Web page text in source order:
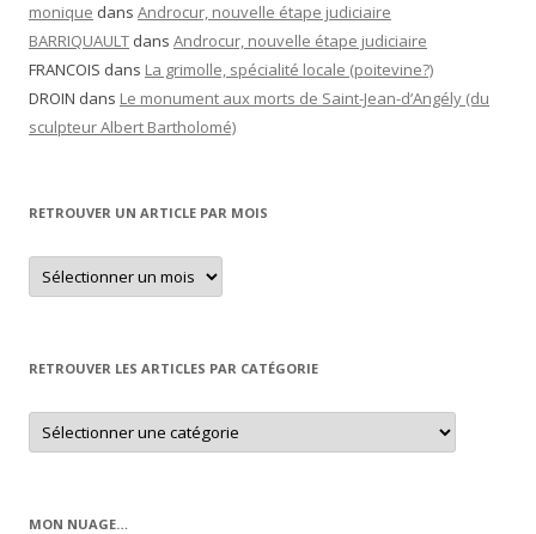
monique dans Androcur, nouvelle étape judiciaire
BARRIQUAULT dans Androcur, nouvelle étape judiciaire
FRANCOIS dans La grimolle, spécialité locale (poitevine?)
DROIN dans Le monument aux morts de Saint-Jean-d’Angély (du
sculpteur Albert Bartholomé)
RETROUVER UN ARTICLE PAR MOIS
Retrouver
un
article
RETROUVER LES ARTICLES PAR CATÉGORIE
Retrouver
les
articles
MON NUAGE…